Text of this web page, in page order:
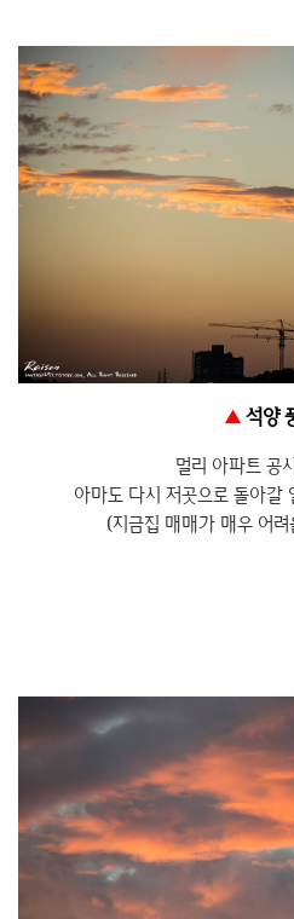
▲석양
멀리 아파트 공
아마도 다시 저곳으로 돌아갈
(지금집 매매가 매우 어